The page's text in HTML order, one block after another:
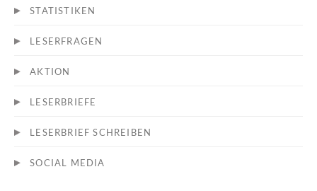
STATISTIKEN
LESERFRAGEN
AKTION
LESERBRIEFE
LESERBRIEF SCHREIBEN
SOCIAL MEDIA